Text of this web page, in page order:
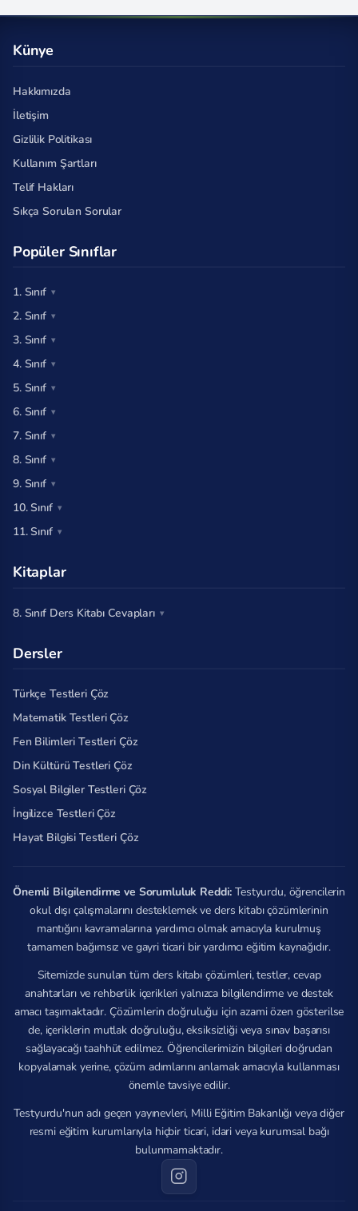
Künye
Hakkımızda
İletişim
Gizlilik Politikası
Kullanım Şartları
Telif Hakları
Sıkça Sorulan Sorular
Popüler Sınıflar
1. Sınıf
2. Sınıf
3. Sınıf
4. Sınıf
5. Sınıf
6. Sınıf
7. Sınıf
8. Sınıf
9. Sınıf
10. Sınıf
11. Sınıf
Kitaplar
8. Sınıf Ders Kitabı Cevapları
Dersler
Türkçe Testleri Çöz
Matematik Testleri Çöz
Fen Bilimleri Testleri Çöz
Din Kültürü Testleri Çöz
Sosyal Bilgiler Testleri Çöz
İngilizce Testleri Çöz
Hayat Bilgisi Testleri Çöz
Önemli Bilgilendirme ve Sorumluluk Reddi: Testyurdu, öğrencilerin
okul dışı çalışmalarını desteklemek ve ders kitabı çözümlerinin
mantığını kavramalarına yardımcı olmak amacıyla kurulmuş
tamamen bağımsız ve gayri ticari bir yardımcı eğitim kaynağıdır.
Sitemizde sunulan tüm ders kitabı çözümleri, testler, cevap
anahtarları ve rehberlik içerikleri yalnızca bilgilendirme ve destek
amacı taşımaktadır. Çözümlerin doğruluğu için azami özen gösterilse
de, içeriklerin mutlak doğruluğu, eksiksizliği veya sınav başarısı
sağlayacağı taahhüt edilmez. Öğrencilerimizin bilgileri doğrudan
kopyalamak yerine, çözüm adımlarını anlamak amacıyla kullanması
önemle tavsiye edilir.
Testyurdu'nun adı geçen yayınevleri, Milli Eğitim Bakanlığı veya diğer
resmi eğitim kurumlarıyla hiçbir ticari, idari veya kurumsal bağı
bulunmamaktadır.